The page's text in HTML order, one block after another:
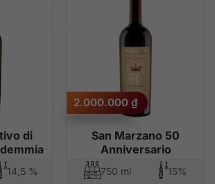
di
14,5 %
San Marzano 50
Anniversario
2.000.000 ₫
750 ml 15%